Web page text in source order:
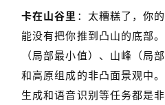
卡在山谷里 ：太糟糕了，你
能没有把你推到凸山的底部
（局部最小值）、山峰（局
和高原组成的非凸面景观中
生成和语音识别等任务都是